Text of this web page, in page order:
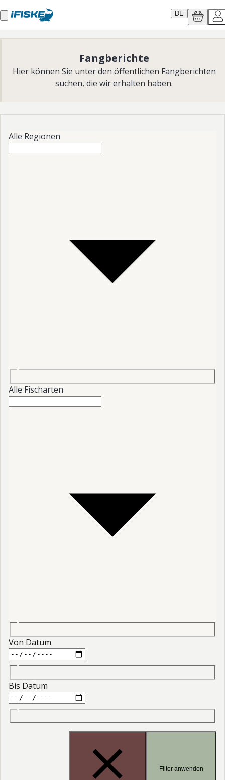
DE
Fangberichte
Hier können Sie unter den öffentlichen Fangberichten
suchen, die wir erhalten haben.
Alle Regionen
Alle Fischarten
Von Datum
Bis Datum
Filter anwenden